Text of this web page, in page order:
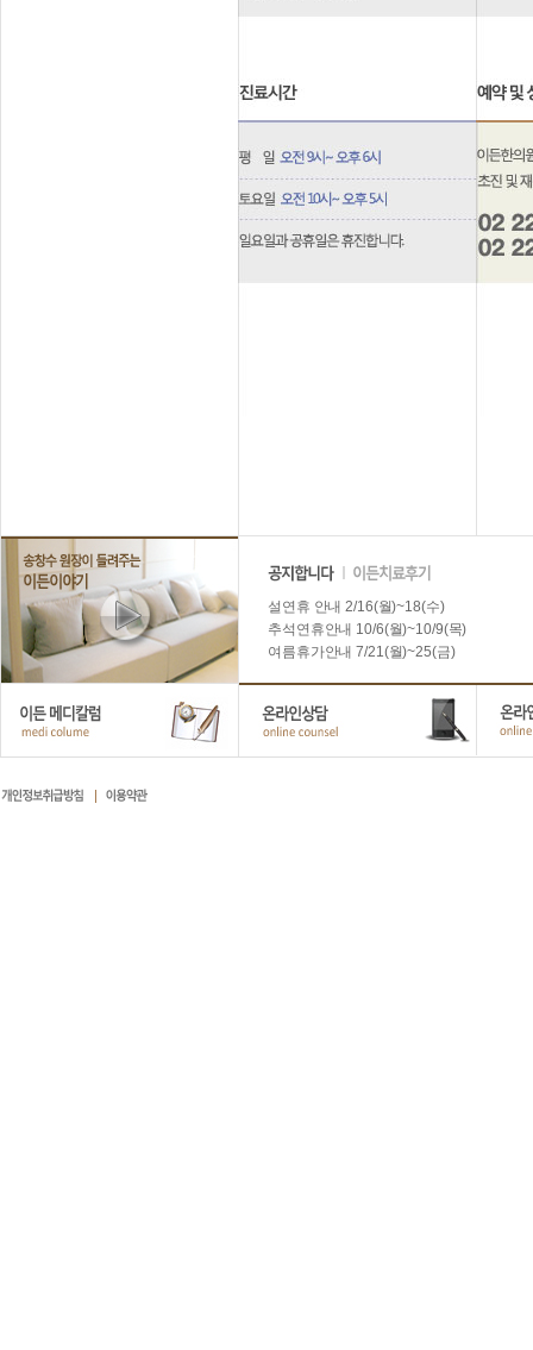
설연휴 안내 2/16(월)~18(수)
추석연휴안내 10/6(월)~10/9(목)
여름휴가안내 7/21(월)~25(금)